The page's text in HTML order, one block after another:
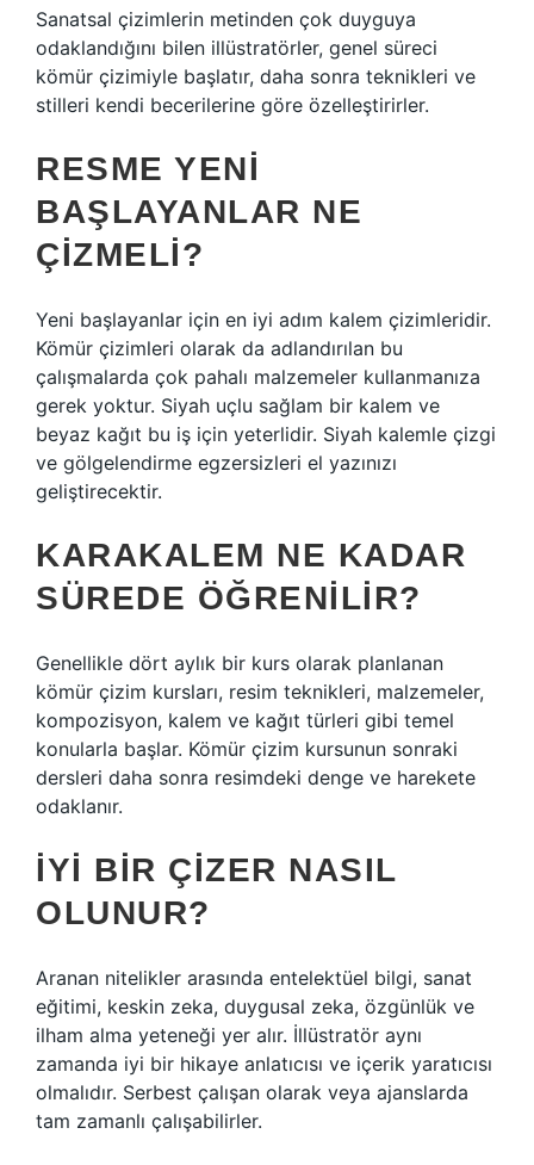
Sanatsal çizimlerin metinden çok duyguya
odaklandığını bilen illüstratörler, genel süreci
kömür çizimiyle başlatır, daha sonra teknikleri ve
stilleri kendi becerilerine göre özelleştirirler.
RESME YENI
BAŞLAYANLAR NE
ÇIZMELI?
Yeni başlayanlar için en iyi adım kalem çizimleridir.
Kömür çizimleri olarak da adlandırılan bu
çalışmalarda çok pahalı malzemeler kullanmanıza
gerek yoktur. Siyah uçlu sağlam bir kalem ve
beyaz kağıt bu iş için yeterlidir. Siyah kalemle çizgi
ve gölgelendirme egzersizleri el yazınızı
geliştirecektir.
KARAKALEM NE KADAR
SÜREDE ÖĞRENILIR?
Genellikle dört aylık bir kurs olarak planlanan
kömür çizim kursları, resim teknikleri, malzemeler,
kompozisyon, kalem ve kağıt türleri gibi temel
konularla başlar. Kömür çizim kursunun sonraki
dersleri daha sonra resimdeki denge ve harekete
odaklanır.
İYI BIR ÇIZER NASIL
OLUNUR?
Aranan nitelikler arasında entelektüel bilgi, sanat
eğitimi, keskin zeka, duygusal zeka, özgünlük ve
ilham alma yeteneği yer alır. İllüstratör aynı
zamanda iyi bir hikaye anlatıcısı ve içerik yaratıcısı
olmalıdır. Serbest çalışan olarak veya ajanslarda
tam zamanlı çalışabilirler.